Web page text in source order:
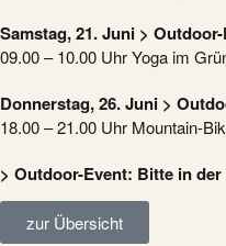
Samstag, 21. Juni >
09.00 – 10.00 Uhr Yoga im
Donnerstag, 26. Juni >
18.00 – 21.00 Uhr Mountain-
> Outdoor-Event: Bitte in
zur Übersicht